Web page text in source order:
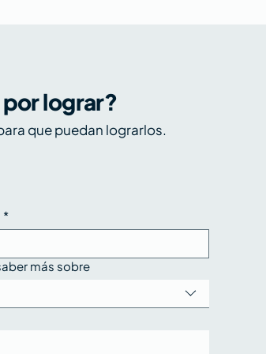
por lograr?
*
más sobre
que puedan lograrlos.